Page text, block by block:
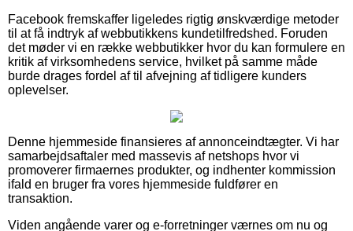
Facebook fremskaffer ligeledes rigtig ønskværdige metoder
til at få indtryk af webbutikkens kundetilfredshed. Foruden
det møder vi en række webbutikker hvor du kan formulere en
kritik af virksomhedens service, hvilket på samme måde
burde drages fordel af til afvejning af tidligere kunders
oplevelser.
Denne hjemmeside finansieres af annonceindtægter. Vi har
samarbejdsaftaler med massevis af netshops hvor vi
promoverer firmaernes produkter, og indhenter kommission
ifald en bruger fra vores hjemmeside fuldfører en
transaktion.
Viden angående varer og e-forretninger værnes om nu og